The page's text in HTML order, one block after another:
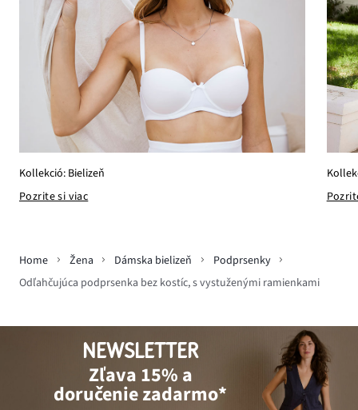
Kollekció: Bielizeň
Pozrite si viac
Home Žena Dámska bielizeň
Podprsenky
Odľahčujúca podprsenka bez kostíc, s vystuženými ramienkami
NEWSLETTER
Zľava 15% a
doručenie zadarmo*